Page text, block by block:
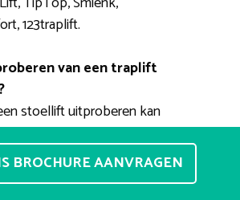
123traplift.
van een traplift
stoellift uitproberen kan
eenvoudig. Door het hele
showrooms waar u de
ogen kunt zien en waar u
BROCHURE AANVRAGEN